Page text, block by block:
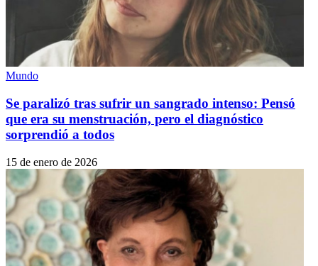
Mundo
Se paralizó tras sufrir un sangrado intenso: Pensó
que era su menstruación, pero el diagnóstico
sorprendió a todos
15 de enero de 2026